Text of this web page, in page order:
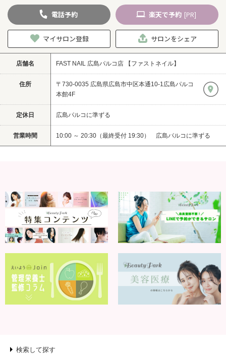
電話予約 楽天で予約 [PR]
マイサロン登録 サロンをシェア
店舗名 FAST NAIL 広島パルコ店 【ファストネイル】
住所
〒730-0035 広島県広島市中区本通10-1広島パルコ
本館4F
定休日 広島パルコに準ずる
営業時間 10:00 ～ 20:30（最終受付 19:30） 広島パルコに準ずる
検索して探す